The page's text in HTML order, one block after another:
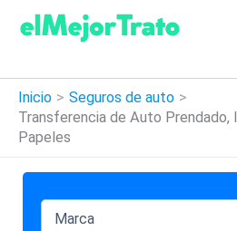
contenido
Inicio
Seguros de auto
Transferencia de Auto Prendado,
Papeles